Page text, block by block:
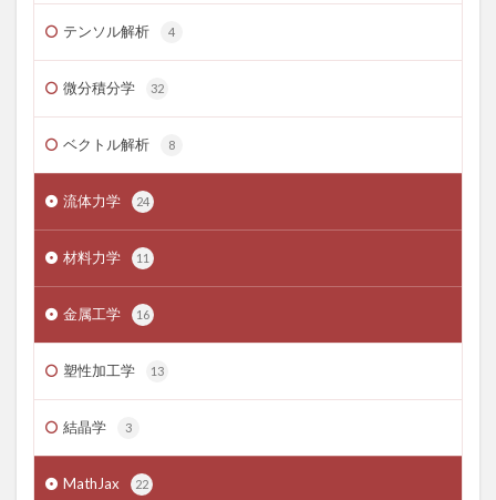
テンソル解析 4
微分積分学 32
ベクトル解析 8
流体力学 24
材料力学 11
金属工学 16
塑性加工学 13
結晶学 3
MathJax 22